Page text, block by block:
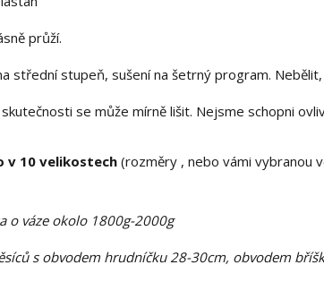
průží.
střední stupeň, sušení na šetrný program.
se může mírně lišit. Nejsme schopni
v 10 velikostech(rozměry , nebo vámi vybranou
o váze okolo 1800g-2000g
s obvodem hrudníčku 28-30cm, obvodem